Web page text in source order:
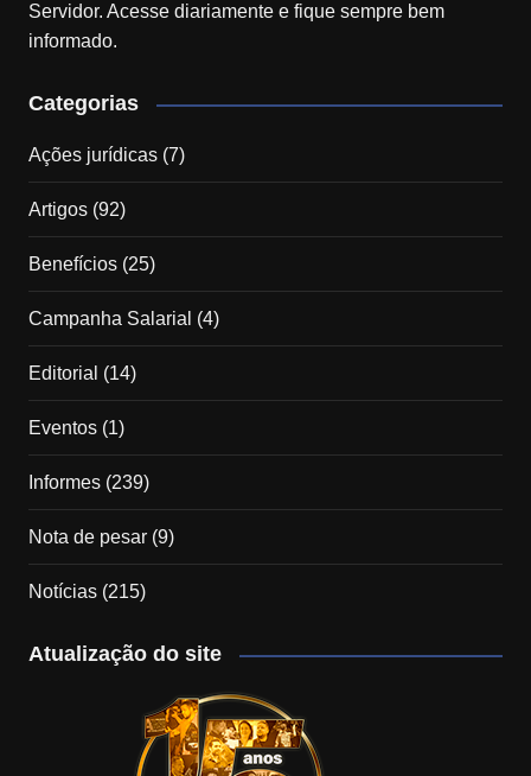
Servidor. Acesse diariamente e fique sempre bem
informado.
Categorias
Ações jurídicas(7)
Artigos(92)
Benefícios(25)
Campanha Salarial (4)
Editorial (14)
Eventos(1)
Informes(239)
Nota de pesar(9)
Notícias(215)
Atualização do site